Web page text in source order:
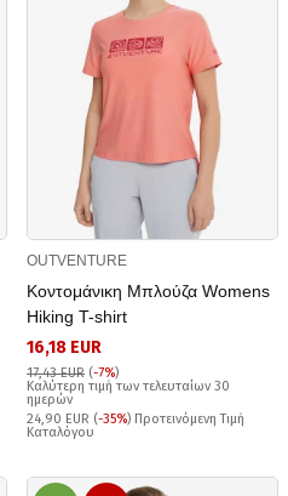
OUTVENTURE
Κοντομάνικη Μπλούζα Womens
Hiking T-shirt
16,18 EUR
17,43 EUR (-7%)
Καλύτερη τιμή των τελευταίων 30
ημερών
24,90 EUR (-35%) Προτεινόμενη Τιμή
Καταλόγου